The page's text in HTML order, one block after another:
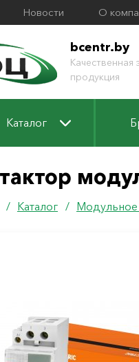
Новости О
bcentr.by
Качественная
продукция
Каталог
/ Каталог /